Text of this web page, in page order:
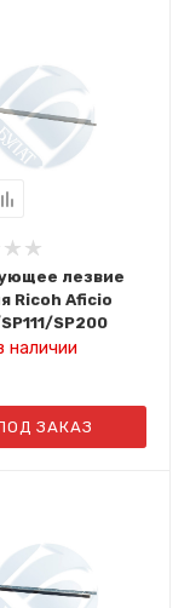
лезвие
Ricoh Aficio
SP200
наличии
ЗАКАЗ